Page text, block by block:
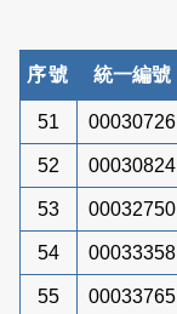
序號 統一編號
51 00030726
52 00030824
53 00032750
54 00033358
55 00033765